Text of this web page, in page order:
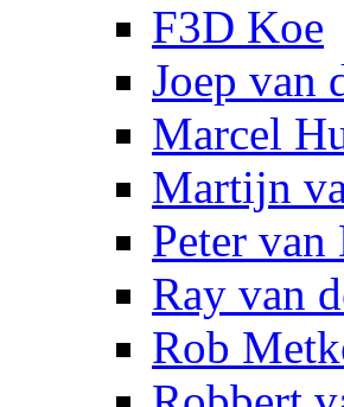
F3D Koe
Joep van
Marcel
Martijn
Peter van
Ray van
Rob